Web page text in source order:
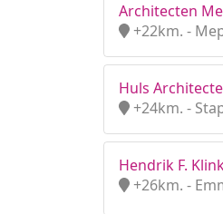
Architecten
+22km. -
Huls
+24km. -
Hendrik F.
+26km. -